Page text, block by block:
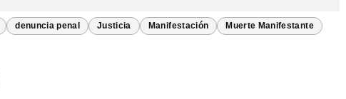
denuncia penal Justicia Manifestación Muerte Manifestante